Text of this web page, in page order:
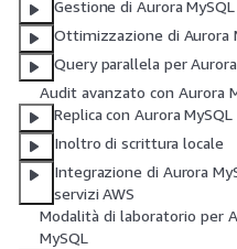
Gestione di Aurora MySQL
Ottimizzazione di Aurora
Query parallela per
Audit avanzato con Aurora
Replica con Aurora MySQL
Inoltro di scrittura locale
Integrazione di Aurora
servizi AWS
Modalità di laboratorio per
MySQL